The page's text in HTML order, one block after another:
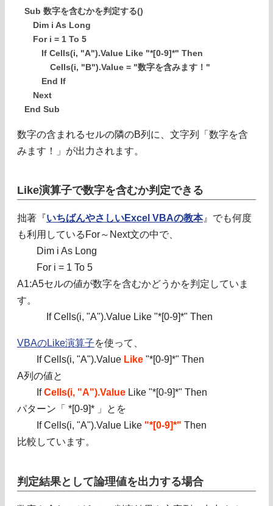
Sub 数字を含むかを判定する()
Dim i As Long
For i = 1 To 5
If Cells(i, "A").Value Like "*[0-9]*" Then
Cells(i, "B").Value = "数字を含みます！"
End If
Next
End Sub
数字の含まれるセルの隣のB列に、文字列「数字を含
みます！」が出力されます。
Like演算子で数字を含むか判定できる
拙著『いちばんやさしいExcel VBAの教本』でも何度
も利用しているFor～Next文の中で、
Dim i As Long
For i = 1 To 5
A1:A5セルの値が数字を含むかどうかを判定していま
す。
If Cells(i, "A").Value Like "*[0-9]*" Then
VBAのLike演算子を使って、
If Cells(i, "A").Value Like "*[0-9]*" Then
A列の値と
IfCells(i, "A").Value Like "*[0-9]*" Then
パターン「 *[0-9]* 」とを
If Cells(i, "A").Value Like "*[0-9]*" Then
比較しています。
判定結果として論理値を出力する場合